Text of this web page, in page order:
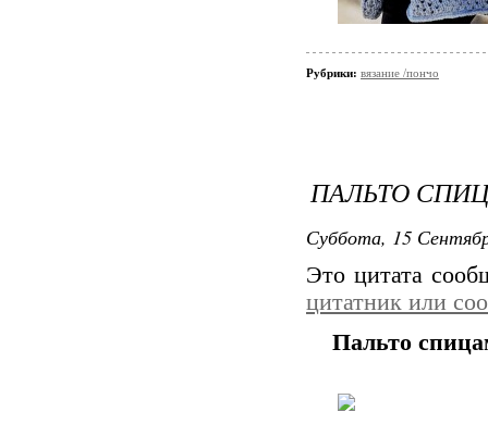
Рубрики: вязание /пончо
ПАЛЬТО
Суббота, 15
Это цитата
цитатник или
Пальто